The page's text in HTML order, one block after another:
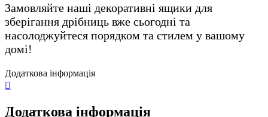
Замовляйте наші декоративні ящики для
зберігання дрібниць вже сьогодні та
насолоджуйтеся порядком та стилем у вашому
домі!
Додаткова інформація
Додаткова інформація